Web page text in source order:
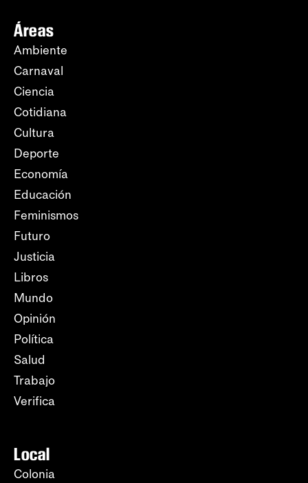
Áreas
Ambiente
Carnaval
Ciencia
Cotidiana
Cultura
Deporte
Economía
Educación
Feminismos
Futuro
Justicia
Libros
Mundo
Opinión
Política
Salud
Trabajo
Verifica
Local
Colonia